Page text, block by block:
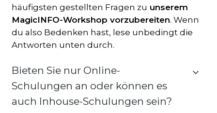
häufigsten gestellten Fragen zu unserem
MagicINFO-Workshop vorzubereiten. Wenn
du also Bedenken hast, lese unbedingt die
Antworten unten durch.
Bieten Sie nur Online-
Schulungen an oder können es
auch Inhouse-Schulungen sein?